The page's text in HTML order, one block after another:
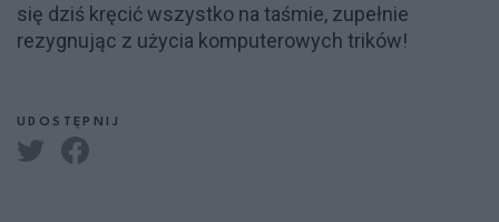
się dziś kręcić wszystko na taśmie, zupełnie
rezygnując z użycia komputerowych trików!
UDOSTĘPNIJ